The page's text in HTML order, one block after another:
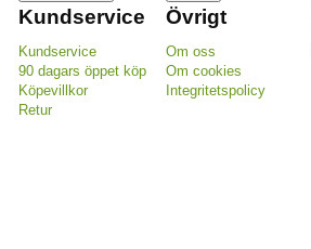
Kundservice
Kundservice
90 dagars öppet köp
Köpevillkor
Retur
Övrigt
Om oss
Om cookies
Integritetspolicy